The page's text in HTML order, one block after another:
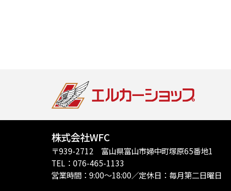
株式会社WFC
〒939-2712 富山県富山市婦中町塚原65番地1
TEL：076-465-1133
営業時間：9:00～18:00／定休日：毎月第二日曜日